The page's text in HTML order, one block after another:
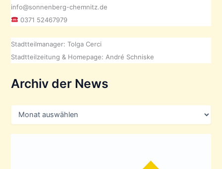
info@sonnenberg-chemnitz.de
0371 52467979
Stadtteilmanager: Tolga Cerci
Stadtteilzeitung & Homepage: André Schniske
Archiv der News